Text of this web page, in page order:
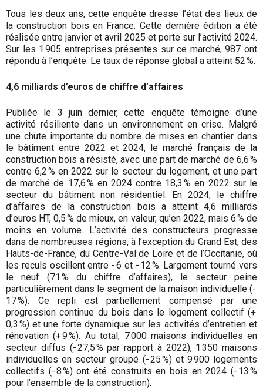
Tous les deux ans, cette enquête dresse l’état des lieux de
la construction bois en France. Cette dernière édition a été
réalisée entre janvier et avril 2025 et porte sur l’activité 2024.
Sur les 1 905 entreprises présentes sur ce marché, 987 ont
répondu à l’enquête. Le taux de réponse global a atteint 52 %.
4,6 milliards d’euros de chiffre d’affaires
Publiée le 3 juin dernier, cette enquête témoigne d’une
activité résiliente dans un environnement en crise. Malgré
une chute importante du nombre de mises en chantier dans
le bâtiment entre 2022 et 2024, le marché français de la
construction bois a résisté, avec une part de marché de 6,6 %
contre 6,2 % en 2022 sur le secteur du logement, et une part
de marché de 17,6 % en 2024 contre 18,3 % en 2022 sur le
secteur du bâtiment non résidentiel. En 2024, le chiffre
d’affaires de la construction bois a atteint 4,6 milliards
d’euros HT, 0,5 % de mieux, en valeur, qu’en 2022, mais 6 % de
moins en volume. L’activité des constructeurs progresse
dans de nombreuses régions, à l’exception du Grand Est, des
Hauts-de-France, du Centre-Val de Loire et de l’Occitanie, où
les reculs oscillent entre - 6 et - 12 %. Largement tourné vers
le neuf (71 % du chiffre d’affaires), le secteur peine
particulièrement dans le segment de la maison individuelle (-
17 %). Ce repli est partiellement compensé par une
progression continue du bois dans le logement collectif (+
0,3 %) et une forte dynamique sur les activités d’entretien et
rénovation (+ 9 %). Au total, 7 000 maisons individuelles en
secteur diffus (- 27,5 % par rapport à 2022), 1 350 maisons
individuelles en secteur groupé (- 25 %) et 9 900 logements
collectifs (- 8 %) ont été construits en bois en 2024 (- 13 %
pour l’ensemble de la construction).